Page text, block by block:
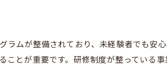
ラムが整備されており、未経験者でも安
ことが重要です。研修制度が整っている事